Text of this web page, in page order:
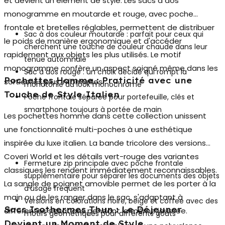
monogramme en moutarde et rouge, avec poche
frontale et bretelles réglables, permettent de distribuer
le poids de manière ergonomique et d'accéder
rapidement aux objets les plus utilisés. Le motif
monogramme confère un aspect soigné même dans les
sorties les plus informelles.
Sac à dos couleur moutarde : parfait pour ceux qui
cherchent une touche de couleur chaude dans leur
tenue automnale
Sac à dos rouge : un choix décidé qui rompt la
monotonie du look monochrome
Poche frontale séparée pour portefeuille, clés et
smartphone toujours à portée de main
Pochettes Homme : Praticité avec une
Touche de Style Italien
Les pochettes homme dans cette collection unissent
une fonctionnalité multi-poches à une esthétique
inspirée du luxe italien. La bande tricolore des versions
Coveri World et les détails vert-rouge des variantes
classiques les rendent immédiatement reconnaissables.
La sangle de poignet amovible permet de les porter à la
main ou de les ranger dans le sac, s'adaptant à
différentes situations pendant la même journée.
Fermeture zip principale avec poche frontale
supplémentaire pour séparer les documents des objets
d'usage fréquent
Versions en colorations noire, beige et coffee avec des
motifs géométriques pour différents goûts
Sacs Isothermes Thun : Le Déjeuner